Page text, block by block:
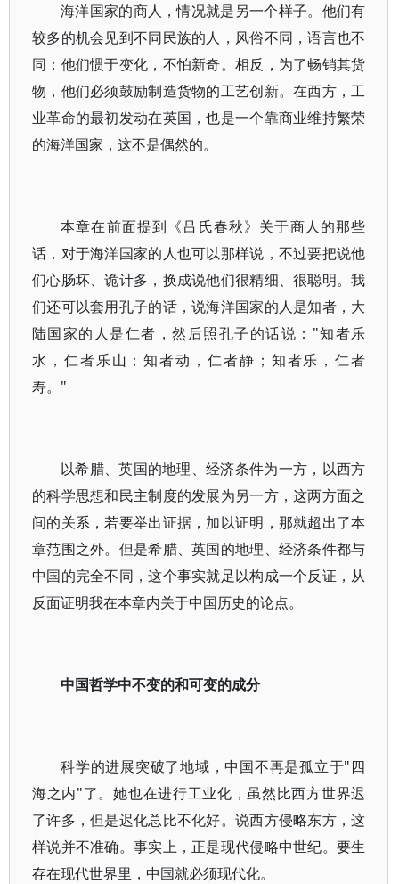
海洋国家的商人，情况就是另一个样子。他们有
较多的机会见到不同民族的人，风俗不同，语言也不
同；他们惯于变化，不怕新奇。相反，为了畅销其货
物，他们必须鼓励制造货物的工艺创新。在西方，工
业革命的最初发动在英国，也是一个靠商业维持繁荣
的海洋国家，这不是偶然的。
本章在前面提到《吕氏春秋》关于商人的那些
话，对于海洋国家的人也可以那样说，不过要把说他
们心肠坏、诡计多，换成说他们很精细、很聪明。我
们还可以套用孔子的话，说海洋国家的人是知者，大
陆国家的人是仁者，然后照孔子的话说："知者乐
水，仁者乐山；知者动，仁者静；知者乐，仁者
寿。"
以希腊、英国的地理、经济条件为一方，以西方
的科学思想和民主制度的发展为另一方，这两方面之
间的关系，若要举出证据，加以证明，那就超出了本
章范围之外。但是希腊、英国的地理、经济条件都与
中国的完全不同，这个事实就足以构成一个反证，从
反面证明我在本章内关于中国历史的论点。
中国哲学中不变的和可变的成分
科学的进展突破了地域，中国不再是孤立于"四
海之内"了。她也在进行工业化，虽然比西方世界迟
了许多，但是迟化总比不化好。说西方侵略东方，这
样说并不准确。事实上，正是现代侵略中世纪。要生
存在现代世界里，中国就必须现代化。